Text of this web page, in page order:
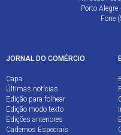
Porto Alegre
Fone
JORNAL DO COMÉRCIO
Capa
Últimas notícias
Edição para folhear
Edição modo texto
Edições anteriores
Cadernos Especiais